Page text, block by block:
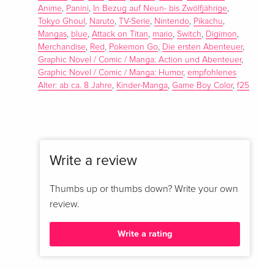
Anime, Panini, In Bezug auf Neun- bis Zwölfjährige,
Tokyo Ghoul , Naruto, TV-Serie, Nintendo, Pikachu,
Mangas, blue,Attack on Titan, mario,Switch, Digimon,
Merchandise, Red , Pokemon Go, Die ersten Abenteuer,
Graphic Novel / Comic / Manga: Action und Abenteuer,
Graphic Novel / Comic / Manga: Humor,empfohlenes
Alter: ab ca. 8 Jahre, Kinder-Manga,Game Boy Color,f25
Write a review
Thumbs up or thumbs down? Write your own
review.
Write a rating